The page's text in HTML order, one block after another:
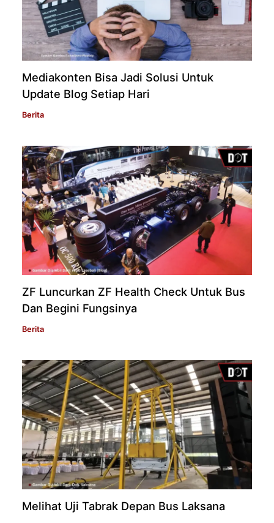
Mediakonten Bisa Jadi Solusi Untuk
Update Blog Setiap Hari
Berita
ZF Luncurkan ZF Health Check Untuk Bus
Dan Begini Fungsinya
Berita
Melihat Uji Tabrak Depan Bus Laksana